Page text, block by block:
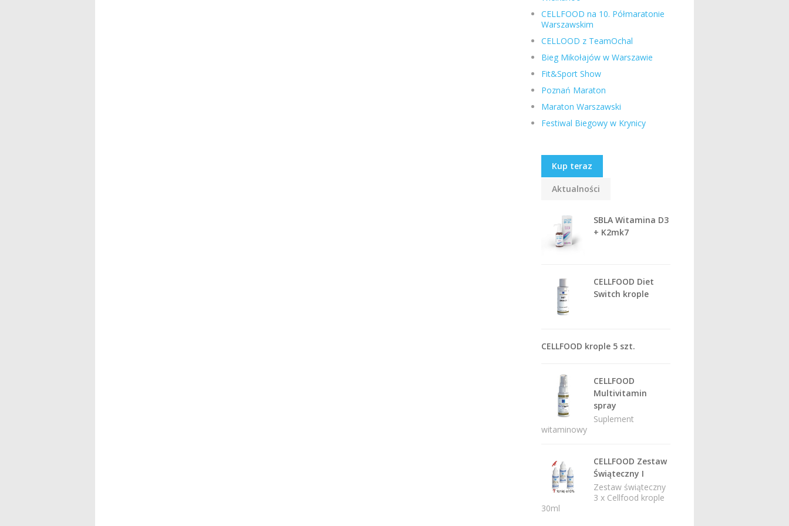
CELLFOOD na 10. Półmaratonie
Warszawskim
CELLOOD z TeamOchal
Bieg Mikołajów w Warszawie
Fit&Sport Show
Poznań Maraton
Maraton Warszawski
Festiwal Biegowy w Krynicy
Kup teraz
Aktualności
SBLA Witamina D3
+ K2mk7
CELLFOOD Diet
Switch krople
CELLFOOD krople 5 szt.
CELLFOOD
Multivitamin
spray
Suplement
witaminowy
CELLFOOD Zestaw
Świąteczny I
Zestaw świąteczny
3 x Cellfood krople
30ml